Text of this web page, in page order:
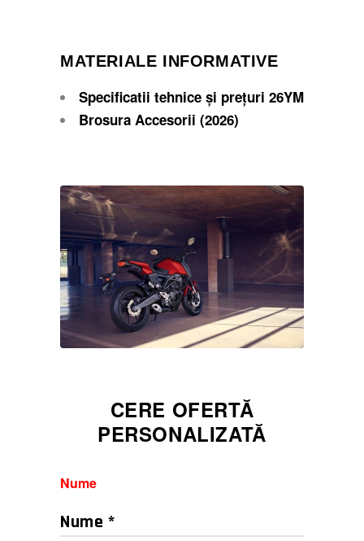
MATERIALE INFORMATIVE
Specificatii tehnice și prețuri 26YM
Brosura Accesorii (2026)
CERE OFERTĂ
PERSONALIZATĂ
Nume